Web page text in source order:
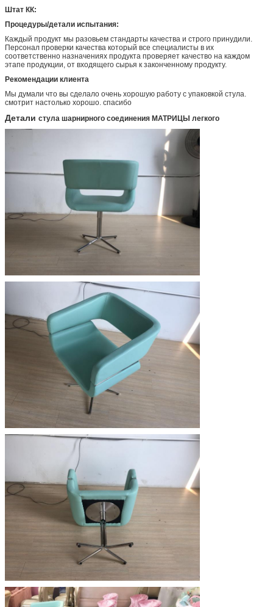
Штат КК:
Процедуры/детали испытания:
Каждый продукт мы разовьем стандарты качества и строго принудили.
Персонал проверки качества который все специалисты в их
соответственно назначениях продукта проверяет качество на каждом
этапе продукции, от входящего сырья к законченному продукту.
Рекомендации клиента
Мы думали что вы сделало очень хорошую работу с упаковкой стула.
смотрит настолько хорошо. спасибо
Детали стула шарнирного соединения МАТРИЦЫ легкого